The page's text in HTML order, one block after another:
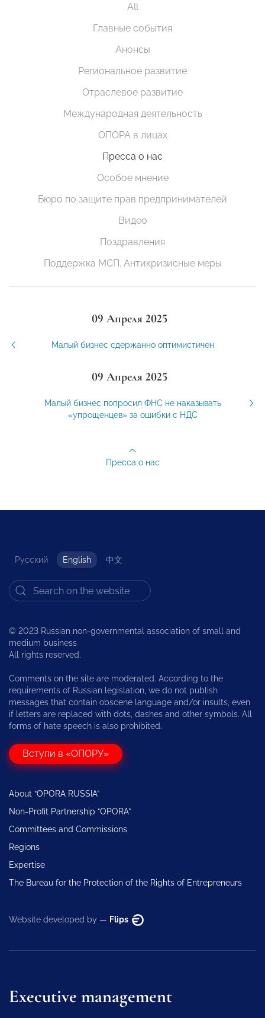
All
Главные события
Анонсы
Региональное развитие
Отраслевое развитие
Международная деятельность
ОПОРА в лицах
Пресса о нас
Особое мнение
Бюро по защите прав предпринимателей
Видео
Поздравления
Поддержка МСП. Антикризисные меры
09 Апреля 2025
Малый бизнес сдержанно оптимистичен
09 Апреля 2025
Малый бизнес попросил ФНС не наказывать
«упрощенцев» за ошибки с НДС
Пресса о нас
Русский English 中文
© 2023 Russian non-governmental association of small and
medium business
All rights reserved.
Comments on the site are moderated. According to the
requirements of Russian legislation, we do not publish
messages that contain obscene language and/or insults, even
if letters are replaced with dots, dashes and other symbols. All
forms of hate speech is also prohibited.
Вступи в «ОПОРУ»
About “OPORA RUSSIA”
Non-Profit Partnership “OPORA”
Committees and Commissions
Regions
Expertise
The Bureau for the Protection of the Rights of Entrepreneurs
Website developed by — Flips
Executive management